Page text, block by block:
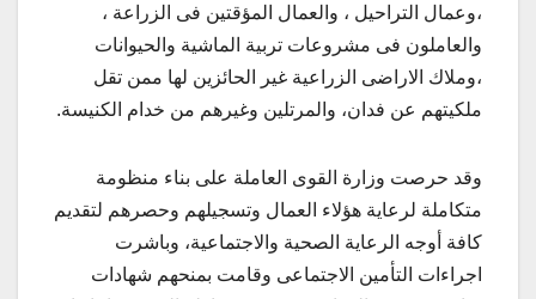
،وعمال التراحيل ، والعمال المؤقتين فى الزراعة ،
والعاملون فى مشروعات تربية الماشية والحيوانات
،وملاك الاراضى الزراعية غير الحائزين لها ممن تقل
ملكيتهم عن فدان، والمرتلين وغيرهم من خدام الكنيسة.
وقد حرصت وزارة القوى العاملة على بناء منظومة
متكاملة لرعاية هؤلاء العمال وتسجيلهم وحصرهم لتقديم
كافة أوجه الرعاية الصحية والاجتماعية، وباشرت
اجراءات التأمين الاجتماعى وقامت بمنحهم شهادات